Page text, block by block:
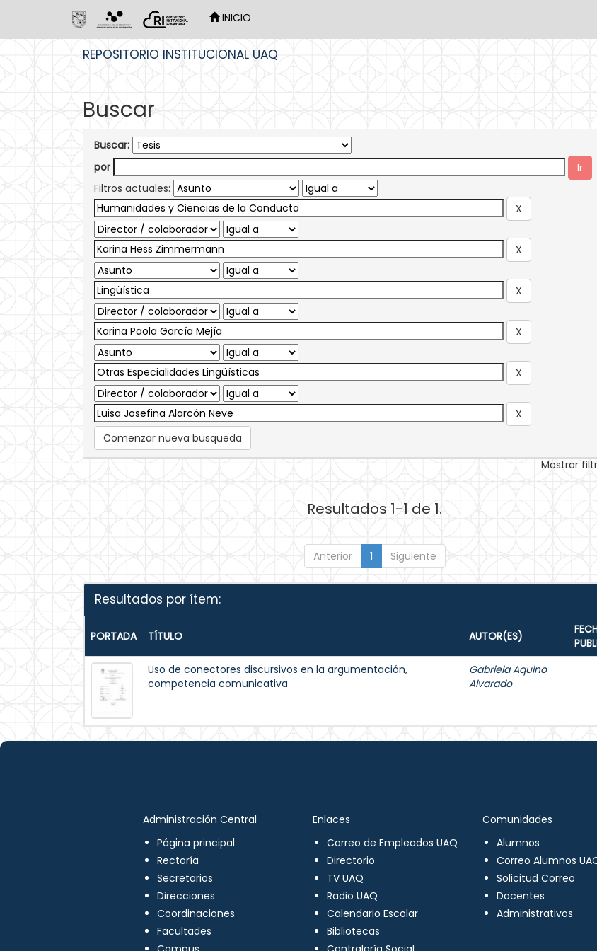
INICIO
REPOSITORIO INSTITUCIONAL UAQ
Buscar
Buscar:
por
Filtros actuales:
Comenzar nueva busqueda
Mostrar
Resultados 1-1 de 1.
Anterior 1 Siguiente
Resultados por ítem:
PORTADA TÍTULO AUTOR(ES)
Uso de conectores discursivos en la argumentación,
competencia comunicativa
Gabriela Aquino
Alvarado
Administración Central
Página principal
Rectoría
Secretarios
Direcciones
Coordinaciones
Facultades
Enlaces
Correo de Empleados UAQ
Directorio
TV UAQ
Radio UAQ
Calendario Escolar
Bibliotecas
Comunidades
Alumnos
Correo Alumnos
Solicitud Correo
Docentes
Administrativos